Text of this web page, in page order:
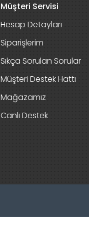
Müşteri Servisi
Hesap Detayları
Siparişlerim
Sıkça Sorulan Sorular
Müşteri Destek Hattı
Mağazamız
Canlı Destek